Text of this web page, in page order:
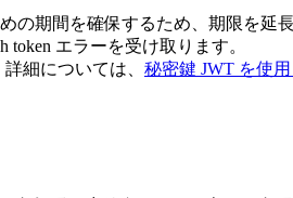
の期間を確保するため、期限を延
token エラーを受け取ります。
細については、 秘密鍵 JWT を使